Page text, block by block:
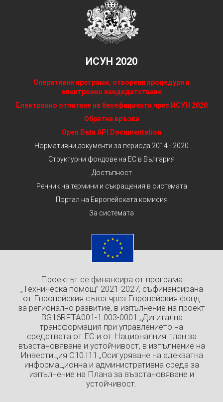
ИСУН 2020
Оперативни програми, отворени процедури и
електронно кандидатстване
Електронно отчитане на бенефициенти чрез ИСУН 2020
Обратна връзка
Open Data API Documentation
Нормативни документи за периода 2014 - 2020
Структурни фондове на ЕС в България
Достъпност
Речник на термини и съкращения в системата
Портал на Европейската комисия
За системата
Проектът се финансира от програма
„Техническа помощ” 2021-2027, съфинансирана
от Европейския съюз чрез Европейския фонд
за регионално развитие, в изпълнение на проект
BG16RFTA001-1.003-0001 „Дигитална
трансформация при управлението на
средствата от ЕС и от Националния план за
възстановяване и устойчивост, в изпълнение на
Инвестиция C10.I11 „Осигуряване на адекватна
информационна и административна среда за
изпълнение на Плана за възстановяване и
устойчивост.